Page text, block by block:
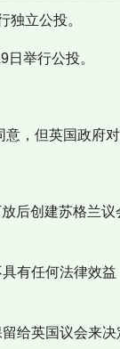
独立公投。
举行公投。
，但英国政府
后创建苏格兰
有任何法律效
给英国议会来决